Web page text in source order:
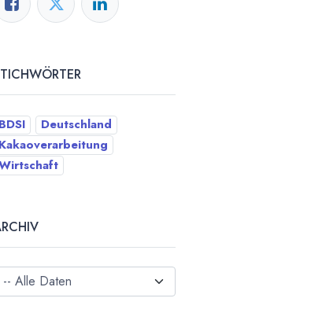
BDSI
Deutschland
Kakaoverarbeitung